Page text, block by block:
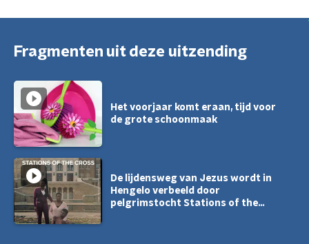
Fragmenten uit deze uitzending
Het voorjaar komt eraan, tijd voor
de grote schoonmaak
De lijdensweg van Jezus wordt in
Hengelo verbeeld door
pelgrimstocht Stations of the